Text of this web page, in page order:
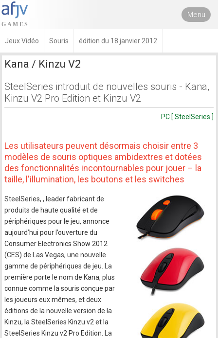
Menu
Jeux Vidéo Souris édition du 18 janvier 2012
Kana / Kinzu V2
SteelSeries introduit de nouvelles souris - Kana,
Kinzu V2 Pro Edition et Kinzu V2
PC [ SteelSeries ]
Les utilisateurs peuvent désormais choisir entre 3
modèles de souris optiques ambidextres et dotées
des fonctionnalités incontournables pour jouer – la
taille, l'illumination, les boutons et les switches
SteelSeries, , leader fabricant de
produits de haute qualité et de
périphériques pour le jeu, annonce
aujourd’hui pour l’ouverture du
Consumer Electronics Show 2012
(CES) de Las Vegas, une nouvelle
gamme de périphériques de jeu. La
première porte le nom de Kana, plus
connue comme la souris conçue par
les joueurs eux mêmes, et deux
éditions de la nouvelle version de la
Kinzu, la SteelSeries Kinzu v2 et la
SteelSeries Kinzu v2 Pro Edition. La